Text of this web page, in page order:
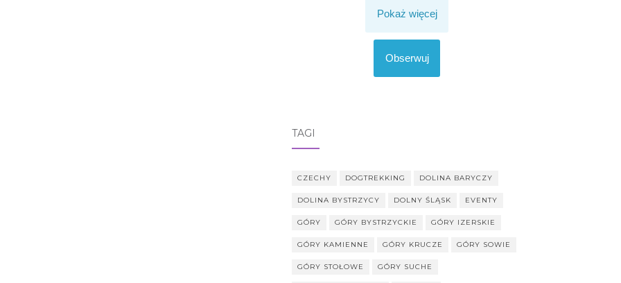
Pokaż więcej
Obserwuj
TAGI
CZECHY DOGTREKKING DOLINA BARYCZY
DOLINA BYSTRZYCY DOLNY ŚLĄSK EVENTY
GÓRY GÓRY BYSTRZYCKIE GÓRY IZERSKIE
GÓRY KAMIENNE GÓRY KRUCZE GÓRY SOWIE
GÓRY STOŁOWE GÓRY SUCHE